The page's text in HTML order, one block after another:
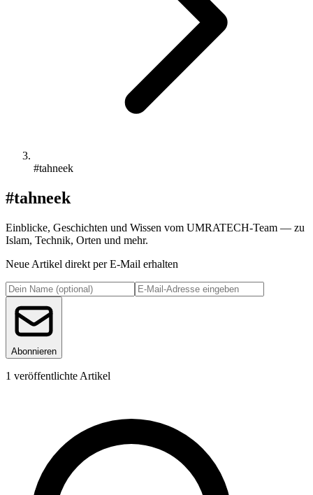
#tahneek
#tahneek
Einblicke, Geschichten und Wissen vom UMRATECH-Team — zu
Islam, Technik, Orten und mehr.
Neue Artikel direkt per E-Mail erhalten
Abonnieren
1 veröffentlichte Artikel